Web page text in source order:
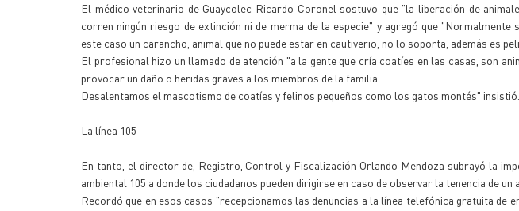
El médico veterinario de Guaycolec Ricardo Coronel sostuvo que "la liberación de
corren ningún riesgo de extinción ni de merma de la especie" y agregó que
este caso un carancho, animal que no puede estar en cautiverio, no lo soporta, además es
El profesional hizo un llamado de atención "a la gente que cría coatíes en las casas, son
provocar un daño o heridas graves a los miembros de la familia.
Desalentamos el mascotismo de coatíes y felinos pequeños como los gatos montés" insistió.
La línea 105
En tanto, el director de, Registro, Control y Fiscalización Orlando Mendoza subrayó la
ambiental 105 a donde los ciudadanos pueden dirigirse en caso de observar la tenencia de
Recordó que en esos casos "recepcionamos las denuncias a la línea telefónica gratuita de